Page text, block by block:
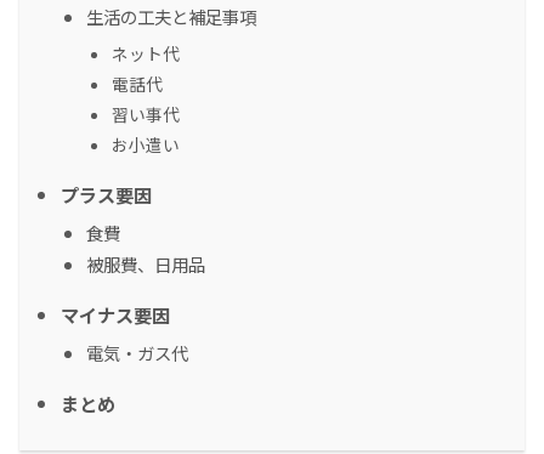
生活の工夫と補足事項
ネット代
電話代
習い事代
お小遣い
プラス要因
食費
被服費、日用品
マイナス要因
電気・ガス代
まとめ